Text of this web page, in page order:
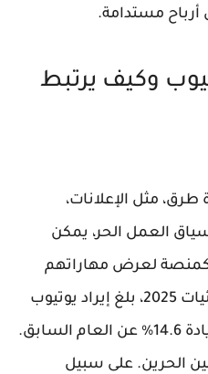
أرباح مستدامة.
وكيف يرتبط
مثل الإعلانات،
العمل الحر، يمكن
كمنصة لعرض مهاراتهم
وجذب العملاء. وفقاً لإحصائيات 2025، بلغ إيراد يوتيوب
36.1 مليار دولار في 2024، بزيادة 14.6% عن العام السابق.
الحرين. على سبيل